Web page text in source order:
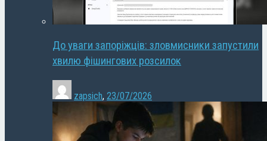
До уваги запоріжців: зловмисники запустили
хвилю фішингових розсилок
zapsich, 23/07/2026